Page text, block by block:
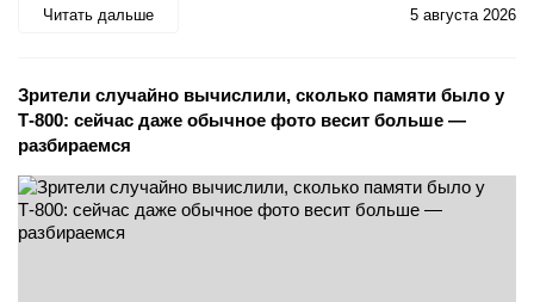
Читать дальше 5 августа 2026
Зрители случайно вычислили, сколько памяти было у
Т-800: сейчас даже обычное фото весит больше —
разбираемся